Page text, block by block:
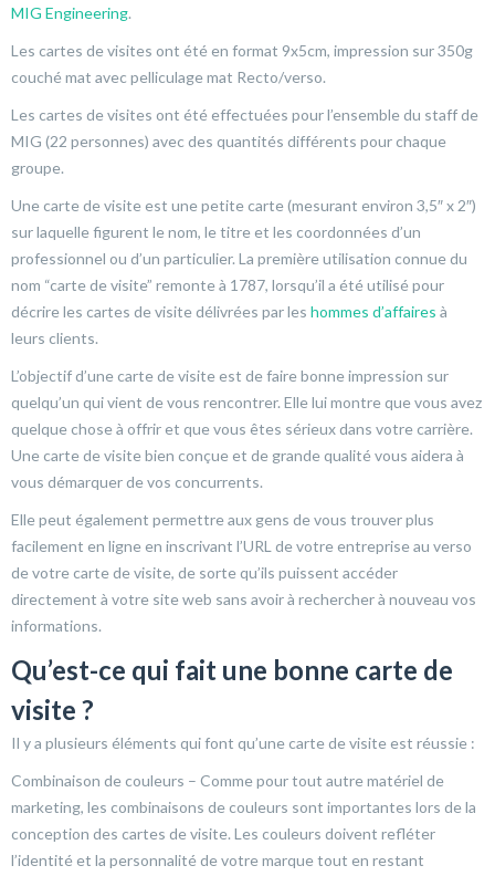
MIG Engineering.
Les cartes de visites ont été en format 9x5cm, impression sur 350g
couché mat avec pelliculage mat Recto/verso.
Les cartes de visites ont été effectuées pour l’ensemble du staff de
MIG (22 personnes) avec des quantités différents pour chaque
groupe.
Une carte de visite est une petite carte (mesurant environ 3,5″ x 2″)
sur laquelle figurent le nom, le titre et les coordonnées d’un
professionnel ou d’un particulier. La première utilisation connue du
nom “carte de visite” remonte à 1787, lorsqu’il a été utilisé pour
décrire les cartes de visite délivrées par les hommes d’affaires à
leurs clients.
L’objectif d’une carte de visite est de faire bonne impression sur
quelqu’un qui vient de vous rencontrer. Elle lui montre que vous avez
quelque chose à offrir et que vous êtes sérieux dans votre carrière.
Une carte de visite bien conçue et de grande qualité vous aidera à
vous démarquer de vos concurrents.
Elle peut également permettre aux gens de vous trouver plus
facilement en ligne en inscrivant l’URL de votre entreprise au verso
de votre carte de visite, de sorte qu’ils puissent accéder
directement à votre site web sans avoir à rechercher à nouveau vos
informations.
Qu’est-ce qui fait une bonne carte de
visite ?
Il y a plusieurs éléments qui font qu’une carte de visite est réussie :
Combinaison de couleurs – Comme pour tout autre matériel de
marketing, les combinaisons de couleurs sont importantes lors de la
conception des cartes de visite. Les couleurs doivent refléter
l’identité et la personnalité de votre marque tout en restant